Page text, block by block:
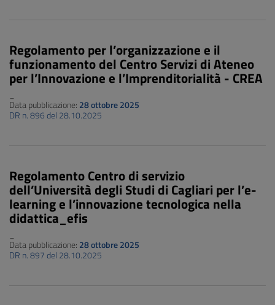
Regolamento per l’organizzazione e il
funzionamento del Centro Servizi di Ateneo
per l’Innovazione e l’Imprenditorialità - CREA
Data pubblicazione: 28 ottobre 2025
DR n. 896 del 28.10.2025
Regolamento Centro di servizio
dell’Università degli Studi di Cagliari per l’e-
learning e l’innovazione tecnologica nella
didattica_efis
Data pubblicazione: 28 ottobre 2025
DR n. 897 del 28.10.2025